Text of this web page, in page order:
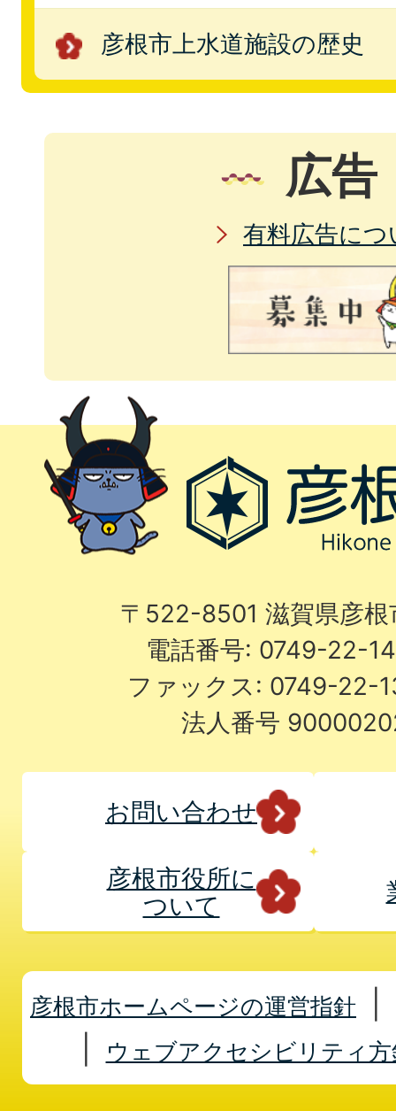
彦根市上水道施設の歴史
広告
有料広告につ
〒522-8501 滋賀県彦
電話番号: 0749-22-
ファックス: 0749-22-
法人番号
お問い合わせ
彦根市役所に
ついて
彦根市ホームページの運営指針
ウェブアクセシビリティ方